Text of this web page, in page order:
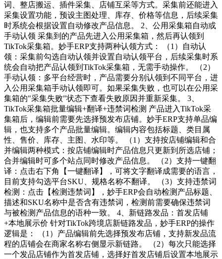
词、整店搬运、插件采集、店铺互采等方式。采集前还能进入
采集设置功能，预设主图处理、库存、价格等信息，后续采集
时系统会根据设置自动修改产品信息。 2、公用采集箱自动或
手动认领 采集到的产品先进入公用采集箱，然后再认领到
TikTok采集箱。妙手ERP支持两种认领方式： （1）自动认
领：采集前勾选自动认领并设置自动认领平台，后续采集时系
统会自动把产品认领到TikTok采集箱，无需手动操作。 （2）
手动认领：多平台经营时，产品需要分别认领到不同平台，进
入公用采集箱手动认领即可。如果采集失败，也可以在公用采
集箱的"采集失败"状态下查看失败原因并重新采集。 3、
TikTok采集箱批量编辑+翻译+违禁词检测 产品进入TikTok采
集箱后，编辑前需要先选择预发布店铺。妙手ERP支持单品编
辑，也支持多个产品批量编辑。编辑内容包括标题、类目属
性、售价、库存、主图、水印等。 （1）支持按店铺编辑和合
并编辑两种模式：按店铺编辑时产品信息只更新到所选店铺；
合并编辑时可多个站点同时修改产品信息。 （2）支持一键翻
译：点击右下角【一键翻译】，可将文字翻译成需要的语言，
目前支持勾选平台SKU、规格名称不翻译。 （3）支持违禁词
检测：点击【检测违禁词】，妙手ERP会自动检测产品标题、
描述和SKU名称中是否含有违禁词，检测前需要确保违禁词
与被检测产品信息的语种一致。 4、新链路发品：首发店铺
+本地展示价 针对TikTok跨境店新链路发品，妙手ERP的操作
逻辑是： （1）产品编辑前先选择预发布店铺，支持新发品流
程的店铺会在商家名称右侧显示新链路。 （2）每次只能选择
一个发品店铺作为首发店铺，选择好首发店铺后设置本地展示